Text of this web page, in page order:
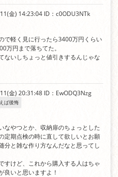
金) 14:23:04 ID：c0ODU3NTk
で軽く見に行ったら3400万円くらい
万円まで落ちてた。
ないしちょっと値引きするんじゃな
金) 20:31:48 ID：EwODQ3Nzg
ば後悔
なやつとか、収納扉のちょっとした
定期点検の時に直して欲しいとお願
分と雑な作り方なんだなと思ってし
すけど、これから購入する人はちゃ
良いと思いますよ！